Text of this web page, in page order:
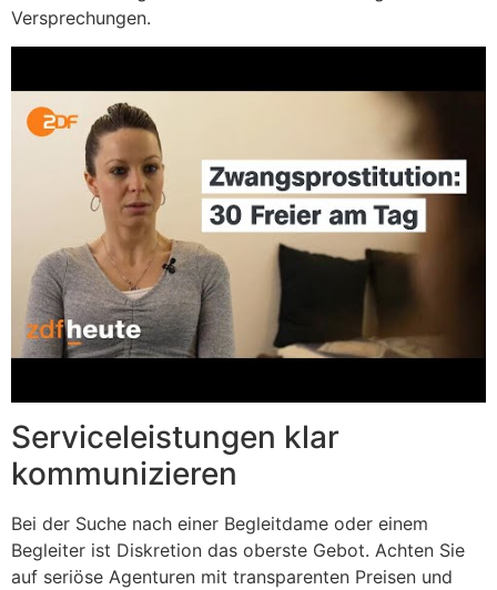
Versprechungen.
Serviceleistungen klar
kommunizieren
Bei der Suche nach einer Begleitdame oder einem
Begleiter ist Diskretion das oberste Gebot. Achten Sie
auf seriöse Agenturen mit transparenten Preisen und